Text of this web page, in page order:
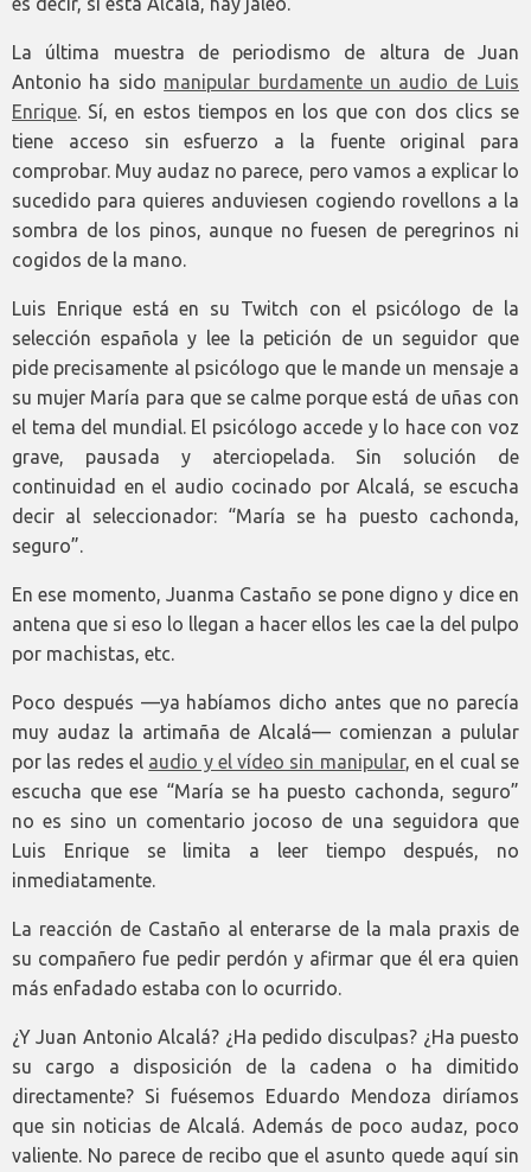
La última muestra de periodismo de altura de Juan
Antonio ha sido manipular burdamente un audio de Luis
Enrique . Sí, en estos tiempos en los que con dos clics se
tiene acceso sin esfuerzo a la fuente original para
comprobar. Muy audaz no parece, pero vamos a explicar lo
sucedido para quieres anduviesen cogiendo rovellons a la
sombra de los pinos, aunque no fuesen de peregrinos ni
cogidos de la mano.
Luis Enrique está en su Twitch con el psicólogo de la
selección española y lee la petición de un seguidor que
pide precisamente al psicólogo que le mande un mensaje a
su mujer María para que se calme porque está de uñas con
el tema del mundial. El psicólogo accede y lo hace con voz
grave, pausada y aterciopelada. Sin solución de
continuidad en el audio cocinado por Alcalá, se escucha
decir al seleccionador: “María se ha puesto cachonda,
seguro”.
En ese momento, Juanma Castaño se pone digno y dice en
antena que si eso lo llegan a hacer ellos les cae la del pulpo
por machistas, etc.
Poco después —ya habíamos dicho antes que no parecía
muy audaz la artimaña de Alcalá— comienzan a pulular
por las redes el audio y el vídeo sin manipular, en el cual se
escucha que ese “María se ha puesto cachonda, seguro”
no es sino un comentario jocoso de una seguidora que
Luis Enrique se limita a leer tiempo después, no
inmediatamente.
La reacción de Castaño al enterarse de la mala praxis de
su compañero fue pedir perdón y afirmar que él era quien
más enfadado estaba con lo ocurrido.
¿Y Juan Antonio Alcalá? ¿Ha pedido disculpas? ¿Ha puesto
su cargo a disposición de la cadena o ha dimitido
directamente? Si fuésemos Eduardo Mendoza diríamos
que sin noticias de Alcalá. Además de poco audaz, poco
valiente. No parece de recibo que el asunto quede aquí sin